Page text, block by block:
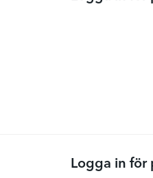
Logga in för